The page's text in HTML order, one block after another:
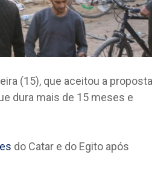
(15), que aceitou a proposta
dura mais de 15 meses e
do Catar e do Egito após